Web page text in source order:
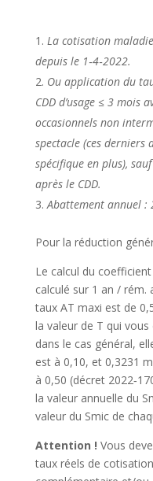
La cotisation
depuis le 1‑4‑2022.
Ou application du
CDD d’usage ≤ 3 mois
occasionnels non
spectacle (ces
spécifique en plus),
après le CDD.
Abattement annuel :
Pour la réduction
Le calcul du
calculé sur 1 an / rém.
taux AT maxi est de
la valeur de T qui
dans le cas général,
est à 0,10, et 0,3231
à 0,50 (décret
la valeur annuelle du
valeur du Smic de
Attention ! Vous
taux réels de